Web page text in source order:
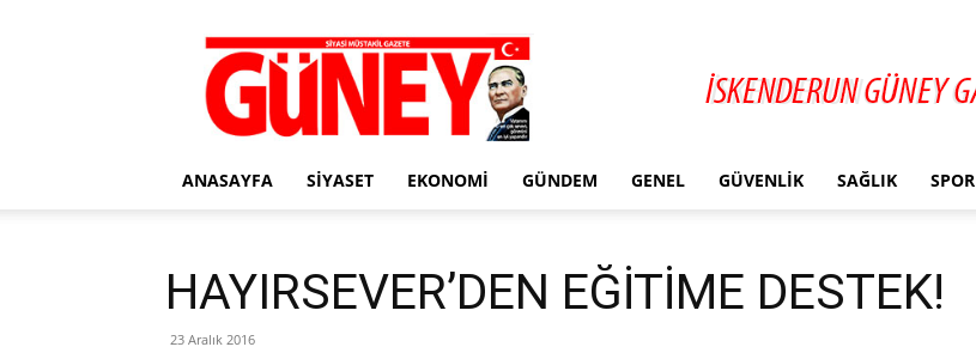
Gazete
Güney
ANASAYFA SIYASET EKONOMI GÜNDEM GENEL GÜVENLIK SAĞLIK SPOR
HAYIRSEVER’DEN EĞİTİME DESTEK!
23 Aralık 2016